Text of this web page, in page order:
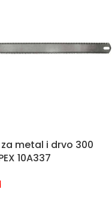
metal i drvo 300
10A337